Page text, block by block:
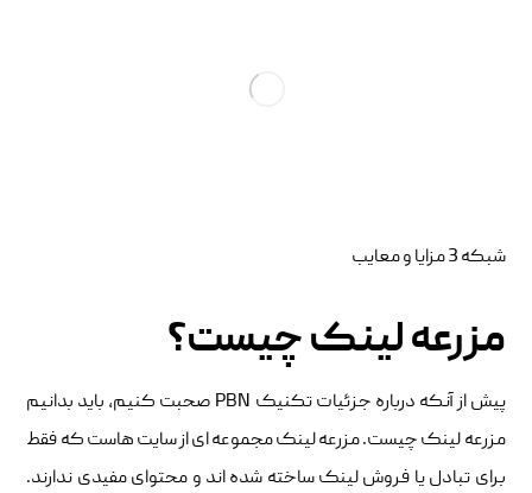
شبکه 3 مزایا و معایب
مزرعه لینک چیست؟
پیش از آنکه درباره جزئیات تکنیک PBN صحبت کنیم، باید بدانیم
مزرعه لینک چیست. مزرعه لینک مجموعه ای از سایت هاست که فقط
برای تبادل یا فروش لینک ساخته شده اند و محتوای مفیدی ندارند.